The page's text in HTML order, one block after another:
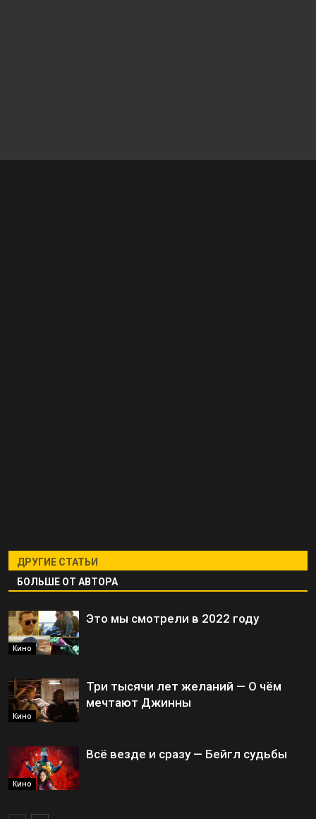
ДРУГИЕ СТАТЬИ
БОЛЬШЕ ОТ АВТОРА
Кино
Это мы смотрели в 2022 году
Кино
Три тысячи лет желаний — О чём
мечтают Джинны
Кино
Всё везде и сразу — Бейгл судьбы